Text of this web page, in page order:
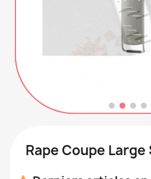
Rape Coupe